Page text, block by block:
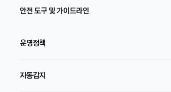
안전 도구 및 가이드라인
운영정책
자동감지